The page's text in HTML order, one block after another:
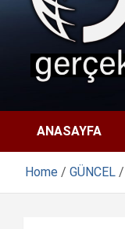
ANASAYFA
Home GÜNCEL